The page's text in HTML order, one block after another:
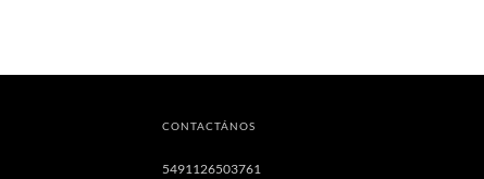
CONTACTÁNOS
5491126503761